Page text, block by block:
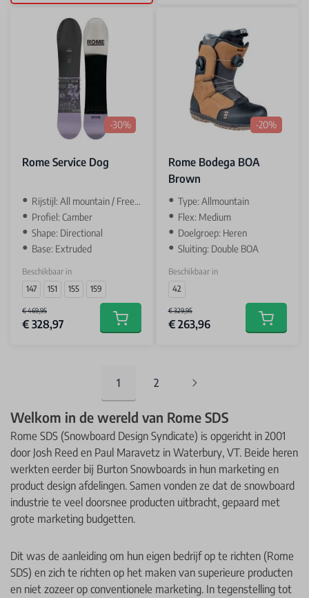
-30%
Rome Service Dog
Rijstijl: All mountain / Freeride
Profiel: Camber
Shape: Directional
Base: Extruded
Beschikbaar in
147
151 155 159
€ 469,95
€ 328,97 Add to cart
-20%
Rome Bodega BOA
Brown
Type: Allmountain
Flex: Medium
Doelgroep: Heren
Sluiting: Double BOA
Beschikbaar in
42
€ 329,95
€ 263,96 Add to
You're currently reading page
1 Pagina
2
Welkom in de wereld van Rome SDS
Rome SDS (Snowboard Design Syndicate) is opgericht in 2001
door Josh Reed en Paul Maravetz in Waterbury, VT. Beide heren
werkten eerder bij Burton Snowboards in hun marketing en
product design afdelingen. Samen vonden ze dat de snowboard
industrie te veel doorsnee producten uitbracht, gepaard met
grote marketing budgetten.
Dit was de aanleiding om hun eigen bedrijf op te richten (Rome
SDS) en zich te richten op het maken van superieure producten
en niet zozeer op conventionele marketing. In tegenstelling tot